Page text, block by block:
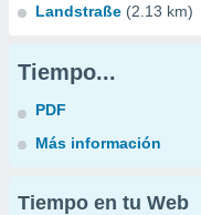
Landstraße (2.13 km)
Tiempo...
PDF
Más información
Tiempo en tu Web